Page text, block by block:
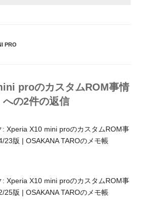
PRO
proのカスタムROM事情
の2件の返信
: Xperia X10 mini proのカスタムROM事
23版 | OSAKANA TAROのメモ帳
: Xperia X10 mini proのカスタムROM事
25版 | OSAKANA TAROのメモ帳